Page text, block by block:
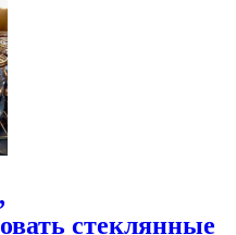
стеклянные